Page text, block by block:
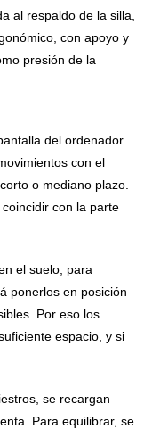
al respaldo de la silla,
con apoyo y
presión de la
del ordenador
con el
o mediano plazo.
con la parte
el suelo, para
ponerlos en posición
Por eso los
espacio, y si
se recargan
Para equilibrar, se